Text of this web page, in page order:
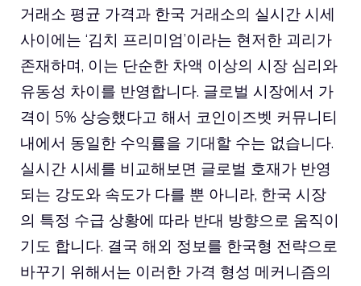
거래소 평균 가격과 한국 거래소의 실시간 시세
사이에는 ‘김치 프리미엄’이라는 현저한 괴리가
존재하며, 이는 단순한 차액 이상의 시장 심리와
유동성 차이를 반영합니다. 글로벌 시장에서 가
격이 5% 상승했다고 해서 코인이즈벳 커뮤니티
내에서 동일한 수익률을 기대할 수는 없습니다.
실시간 시세를 비교해보면 글로벌 호재가 반영
되는 강도와 속도가 다를 뿐 아니라, 한국 시장
의 특정 수급 상황에 따라 반대 방향으로 움직이
기도 합니다. 결국 해외 정보를 한국형 전략으로
바꾸기 위해서는 이러한 가격 형성 메커니즘의